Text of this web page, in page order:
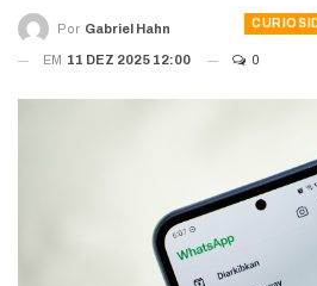
Por Gabriel Hahn
EM 11 DEZ 2025 12:00 0